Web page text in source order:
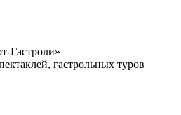
Гастроли»
гастрольных туров